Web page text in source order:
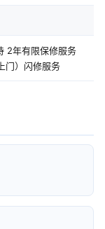
2年有限保修服务
门）闪修服务